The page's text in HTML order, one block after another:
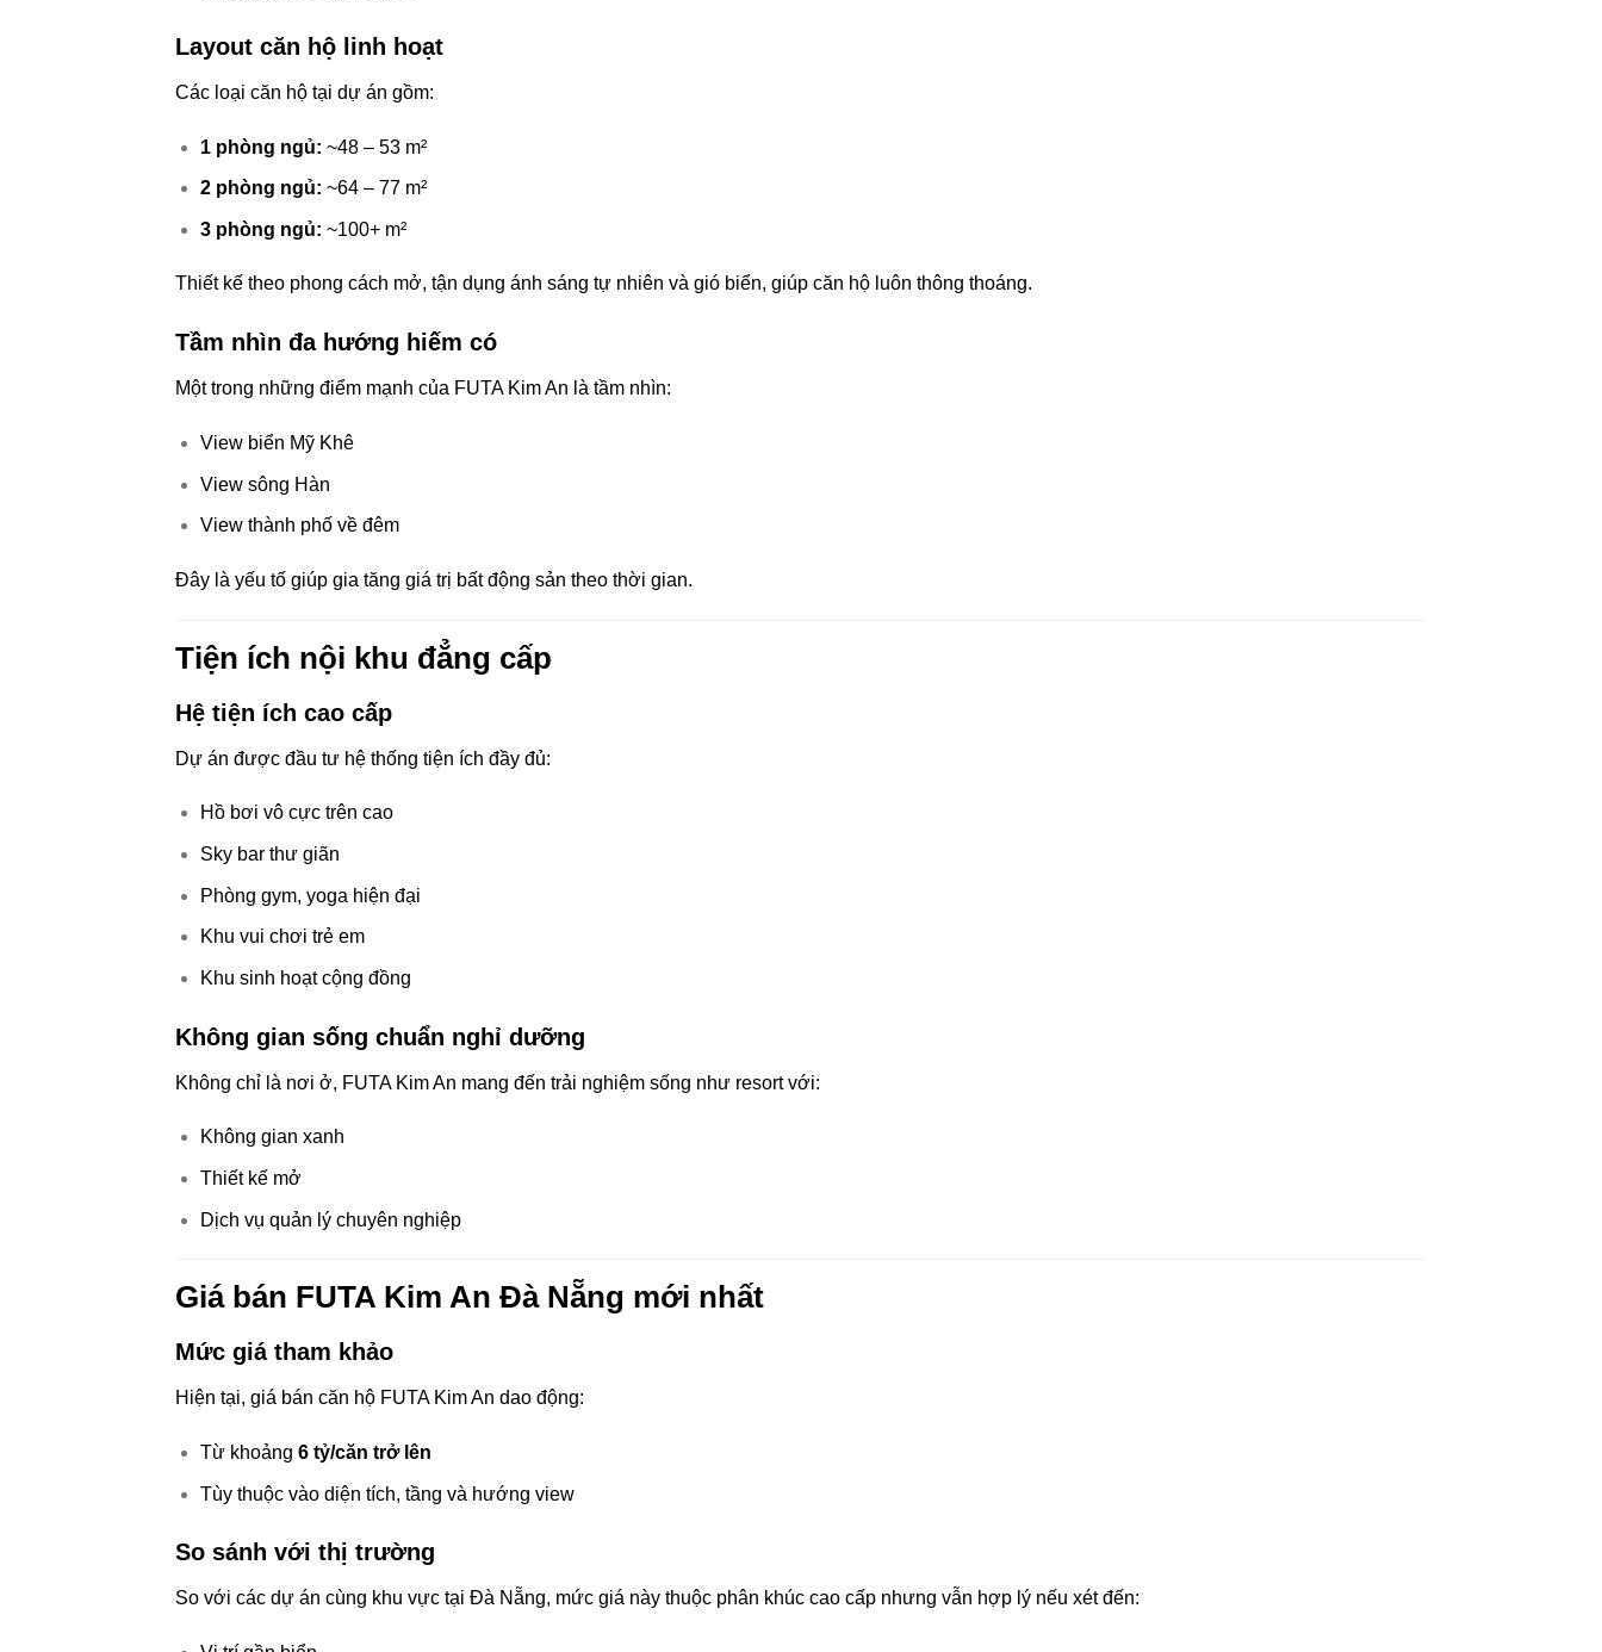
Layout căn hộ linh hoạt
Các loại căn hộ tại dự án gồm:
1 phòng ngủ: ~48 – 53 m²
2 phòng ngủ: ~64 – 77 m²
3 phòng ngủ: ~100+ m²
Thiết kế theo phong cách mở, tận dụng ánh sáng tự nhiên và gió biển, giúp căn hộ luôn thông thoáng.
Tầm nhìn đa hướng hiếm có
Một trong những điểm mạnh của FUTA Kim An là tầm nhìn:
View biển Mỹ Khê
View sông Hàn
View thành phố về đêm
Đây là yếu tố giúp gia tăng giá trị bất động sản theo thời gian.
Tiện ích nội khu đẳng cấp
Hệ tiện ích cao cấp
Dự án được đầu tư hệ thống tiện ích đầy đủ:
Hồ bơi vô cực trên cao
Sky bar thư giãn
Phòng gym, yoga hiện đại
Khu vui chơi trẻ em
Khu sinh hoạt cộng đồng
Không gian sống chuẩn nghỉ dưỡng
Không chỉ là nơi ở, FUTA Kim An mang đến trải nghiệm sống như resort với:
Không gian xanh
Thiết kế mở
Dịch vụ quản lý chuyên nghiệp
Giá bán FUTA Kim An Đà Nẵng mới nhất
Mức giá tham khảo
Hiện tại, giá bán căn hộ FUTA Kim An dao động:
Từ khoảng 6 tỷ/căn trở lên
Tùy thuộc vào diện tích, tầng và hướng view
So sánh với thị trường
So với các dự án cùng khu vực tại Đà Nẵng, mức giá này thuộc phân khúc cao cấp nhưng vẫn hợp lý nếu xét đến: